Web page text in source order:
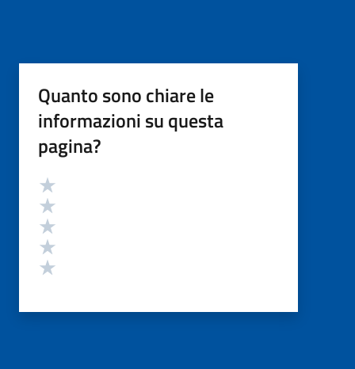
Quanto sono chiare le
informazioni su questa
pagina?
Valutazione